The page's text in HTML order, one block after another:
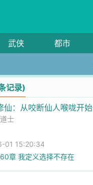
武侠 都市
记录)
仙：从咬断仙人喉咙开始
士
01 15:20:34
章 我定义选择不存在